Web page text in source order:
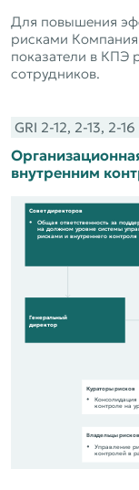
Для повышения
рисками
показатели в КПЭ
сотрудников.
GRI 2‑12, 2‑13, 2‑16
внутренним
Совет директоров
Кураторы рисков
Владельцы рисков
Генеральный
директор
Общая ответственность за
на должном уровне системы
рисками и внутреннего контроля
контроле на
Управление
контролей в